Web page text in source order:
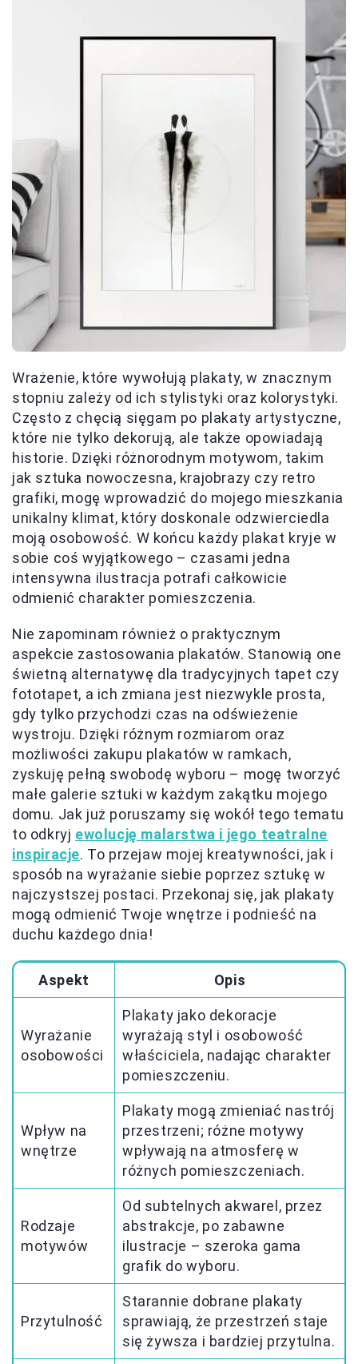
Wrażenie, które wywołują plakaty, w znacznym
stopniu zależy od ich stylistyki oraz kolorystyki.
Często z chęcią sięgam po plakaty artystyczne,
które nie tylko dekorują, ale także opowiadają
historie. Dzięki różnorodnym motywom, takim
jak sztuka nowoczesna, krajobrazy czy retro
grafiki, mogę wprowadzić do mojego mieszkania
unikalny klimat, który doskonale odzwierciedla
moją osobowość. W końcu każdy plakat kryje w
sobie coś wyjątkowego – czasami jedna
intensywna ilustracja potrafi całkowicie
odmienić charakter pomieszczenia.
Nie zapominam również o praktycznym
aspekcie zastosowania plakatów. Stanowią one
świetną alternatywę dla tradycyjnych tapet czy
fototapet, a ich zmiana jest niezwykle prosta,
gdy tylko przychodzi czas na odświeżenie
wystroju. Dzięki różnym rozmiarom oraz
możliwości zakupu plakatów w ramkach,
zyskuję pełną swobodę wyboru – mogę tworzyć
małe galerie sztuki w każdym zakątku mojego
domu. Jak już poruszamy się wokół tego tematu
to odkryj ewolucję malarstwa i jego teatralne
inspiracje. To przejaw mojej kreatywności, jak i
sposób na wyrażanie siebie poprzez sztukę w
najczystszej postaci. Przekonaj się, jak plakaty
mogą odmienić Twoje wnętrze i podnieść na
duchu każdego dnia!
Aspekt Opis
Wyrażanie
osobowości
Plakaty jako dekoracje
wyrażają styl i osobowość
właściciela, nadając charakter
pomieszczeniu.
Wpływ na
wnętrze
Plakaty mogą zmieniać nastrój
przestrzeni; różne motywy
wpływają na atmosferę w
różnych pomieszczeniach.
Rodzaje
motywów
Od subtelnych akwarel, przez
abstrakcje, po zabawne
ilustracje – szeroka gama
grafik do wyboru.
Przytulność
Starannie dobrane plakaty
sprawiają, że przestrzeń staje
się żywsza i bardziej przytulna.